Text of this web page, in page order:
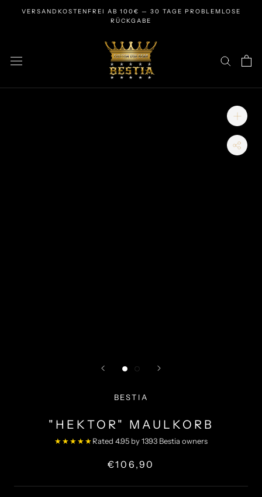
VERSANDKOSTENFREI AB 100€ — 30 TAGE PROBLEMLOSE
RÜCKGABE
BESTIA
"HEKTOR" MAULKORB
★★★★★Rated 4.95 by 1393 Bestia owners
€106,90